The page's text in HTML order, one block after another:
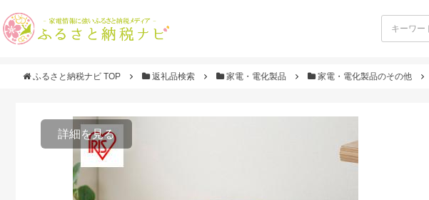
ふるさと納税ナビ TOP 返礼品検索 家電・電化製品 家電・電化製品のその他
詳細を見る